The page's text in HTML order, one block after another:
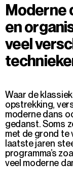
Moderne
en
veel
Waar de
opstrekking,
moderne dans
gedanst. Soms
met de grond te
laatste jaren
programma’s
veel moderne